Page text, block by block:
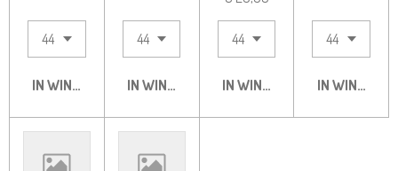
IN WINKELWAGENIN WINKELWAGENIN WINKELWAGEN
IN